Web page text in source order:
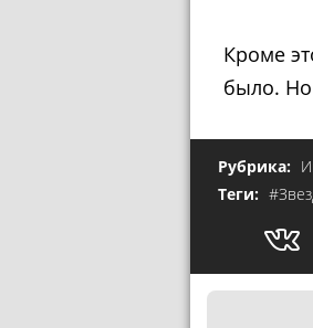
Кроме
было. Но
Рубрика:
Теги: